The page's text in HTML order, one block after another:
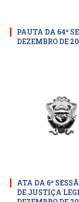
PAUTA DA 64ª
DEZEMBRO DE
ATA DA 6ª
DE JUSTIÇA